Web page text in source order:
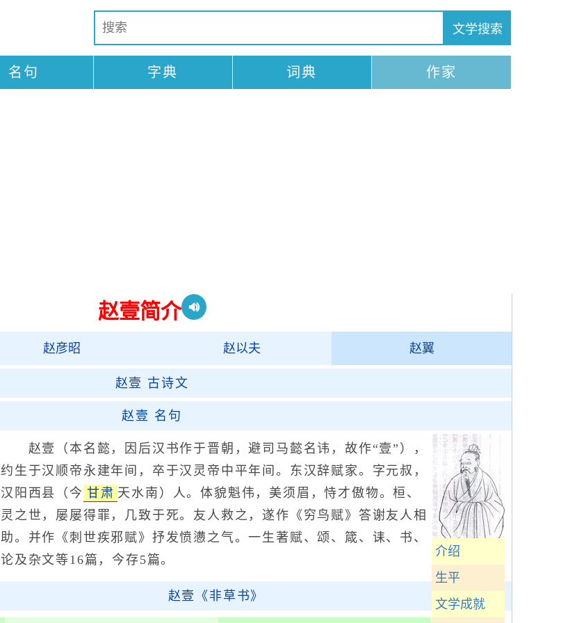
名句 字典 词典 作家
赵壹简介
赵彦昭 赵以夫 赵翼
赵壹 古诗文
赵壹 名句
介绍
生平
文学成就
赵壹（本名懿，因后汉书作于晋朝，避司马懿名讳，故作“壹”），
约生于汉顺帝永建年间，卒于汉灵帝中平年间。东汉辞赋家。字元叔，
汉阳西县（今 甘肃 天水南）人。体貌魁伟，美须眉，恃才傲物。桓、
灵之世，屡屡得罪，几致于死。友人救之，遂作《穷鸟赋》答谢友人相
助。并作《刺世疾邪赋》抒发愤懑之气。一生著赋、颂、箴、诔、书、
论及杂文等16篇，今存5篇。
赵壹《非草书》